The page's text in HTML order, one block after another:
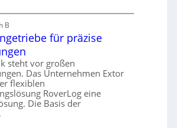
B
für präzise
steht vor großen
Das Unternehmen Extor
flexiblen
RoverLog eine
Die Basis der